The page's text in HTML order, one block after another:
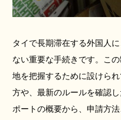
タイで長期滞在する外国人
ない重要な手続きです。こ
地を把握するために設けら
方や、最新のルールを確認
ポートの概要から、申請方